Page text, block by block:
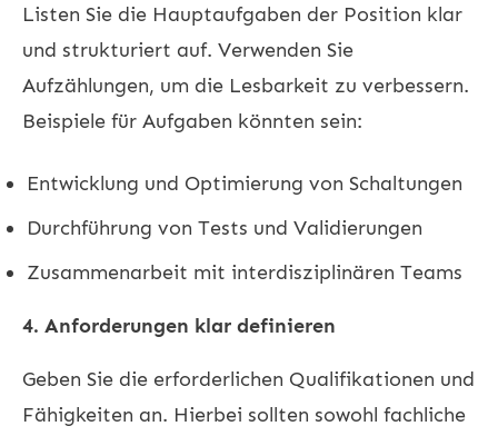
Listen Sie die Hauptaufgaben der Position klar
und strukturiert auf. Verwenden Sie
Aufzählungen, um die Lesbarkeit zu verbessern.
Beispiele für Aufgaben könnten sein:
Entwicklung und Optimierung von Schaltungen
Durchführung von Tests und Validierungen
Zusammenarbeit mit interdisziplinären Teams
4. Anforderungen klar definieren
Geben Sie die erforderlichen Qualifikationen und
Fähigkeiten an. Hierbei sollten sowohl fachliche